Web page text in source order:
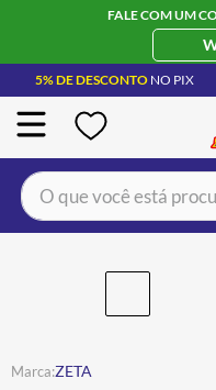
FALE COM UM
5% DE DESCONTO NO PIX
O que você está
ZETA
CAPACETE LS2
BOTA